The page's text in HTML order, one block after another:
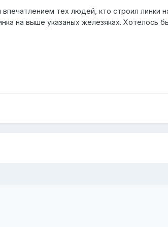
тех людей, кто строил линки
на выше указаных железяках. Хотелось